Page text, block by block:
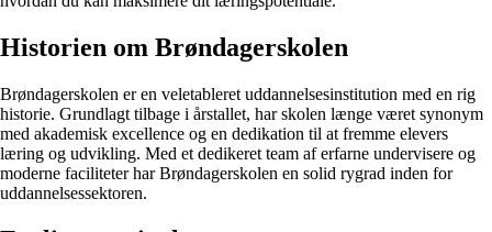
Historien om Brøndagerskolen
Brøndagerskolen er en veletableret uddannelsesinstitution med en rig
historie. Grundlagt tilbage i årstallet, har skolen længe været synonym
med akademisk excellence og en dedikation til at fremme elevers
læring og udvikling. Med et dedikeret team af erfarne undervisere og
moderne faciliteter har Brøndagerskolen en solid rygrad inden for
uddannelsessektoren.